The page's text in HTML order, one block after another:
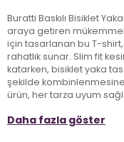
Buratti Baskılı Bisiklet
araya getiren mükemmel
için tasarlanan bu T-
rahatlık sunar. Slim fit
katarken, bisiklet yaka
şekilde
ürün, her tarza uyum
Baskılı T-Shirt’ü tercih edin!
Daha fazla göster